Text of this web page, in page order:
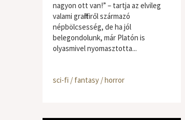
nagyon ott van!” – tartja az elvileg
valami graffitiről származó
népbölcsesség, de ha jól
belegondolunk, már Platón is
olyasmivel nyomasztotta...
sci-fi / fantasy / horror